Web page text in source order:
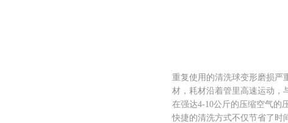
重复使用的清洗球变形磨损严
材，耗材沿着管里高速运动，
在强达4-10公斤的压缩空气的
快捷的清洗方式不仅节省了时